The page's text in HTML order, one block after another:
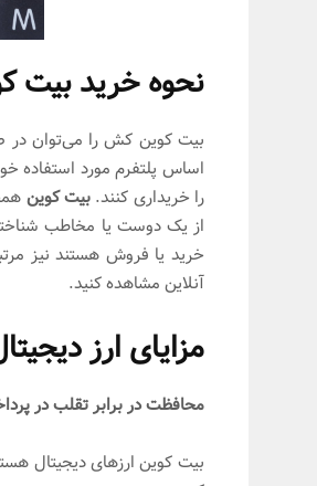
نحوه خرید
بیت کوین کش را می‌توان در
را خریداری کنند.بیت کوین
از یک دوست یا مخاطب
خرید یا فروش هستند نیز
آنلاین مشاهده کنید.
مزایای ارز
محافظت در برابر تقلب در
بیت کوین ارزهای دیجیتال